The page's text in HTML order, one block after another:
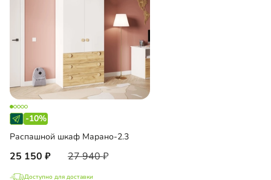
-10%
Распашной шкаф Марано-2.3
25 150 27 940
Доступно для доставки